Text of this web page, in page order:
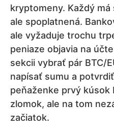
kryptomeny. Každý
ale spoplatnená.
ale vyžaduje trochu
peniaze objavia na
sekcii vybrať pár BTC/
napísať sumu a
peňaženke prvý kúsok
zlomok, ale na tom
začiatok.